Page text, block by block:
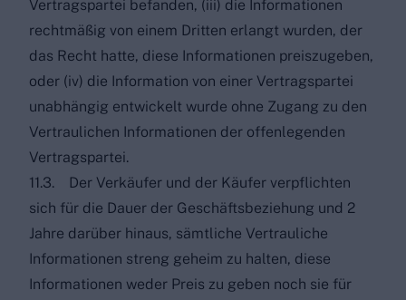
Vertragspartei befanden, (iii) die Informationen
rechtmäßig von einem Dritten erlangt wurden, der
das Recht hatte, diese Informationen preiszugeben,
oder (iv) die Information von einer Vertragspartei
unabhängig entwickelt wurde ohne Zugang zu den
Vertraulichen Informationen der offenlegenden
Vertragspartei.
11.3. Der Verkäufer und der Käufer verpflichten
sich für die Dauer der Geschäftsbeziehung und 2
Jahre darüber hinaus, sämtliche Vertrauliche
Informationen streng geheim zu halten, diese
Informationen weder Preis zu geben noch sie für